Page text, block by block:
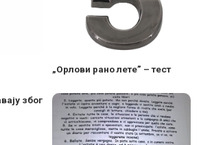
„Орлови рано лете” – тест
због